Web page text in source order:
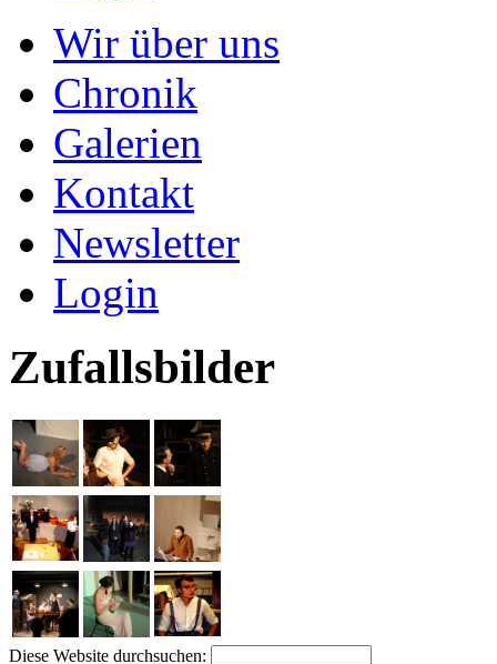
Wir über uns
Chronik
Galerien
Kontakt
Newsletter
Login
Zufallsbilder
Diese Website durchsuchen: